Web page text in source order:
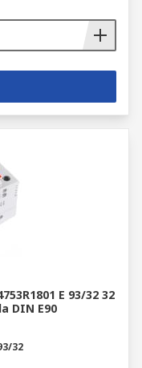
E 93/32 32
DIN E90
32